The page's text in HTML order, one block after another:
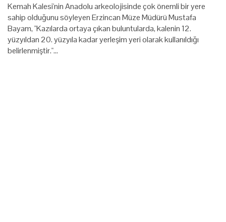
Kemah Kalesi'nin Anadolu arkeolojisinde çok önemli bir yere
sahip olduğunu söyleyen Erzincan Müze Müdürü Mustafa
Bayam, "Kazılarda ortaya çıkan buluntularda, kalenin 12.
yüzyıldan 20. yüzyıla kadar yerleşim yeri olarak kullanıldığı
belirlenmiştir."…